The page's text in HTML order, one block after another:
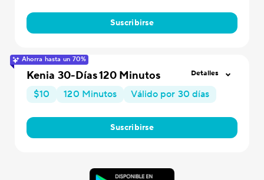
Suscribirse
Ahorra hasta un 70%
Kenia 30-Días 120 Minutos
$10 120 Minutos Válido por 30 días
Suscribirse
Detalles